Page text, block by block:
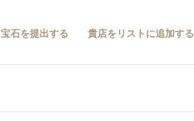
宝石を提出する 貴店をリストに追加する